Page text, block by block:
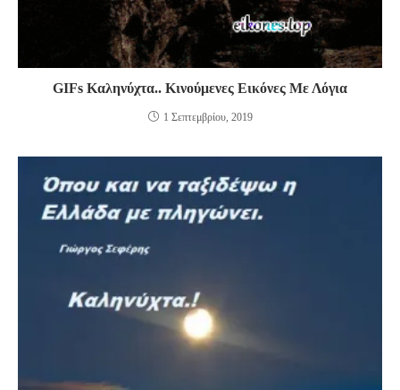
GIFs Καληνύχτα.. Κινούμενες Εικόνες Με Λόγια
1 Σεπτεμβρίου, 2019